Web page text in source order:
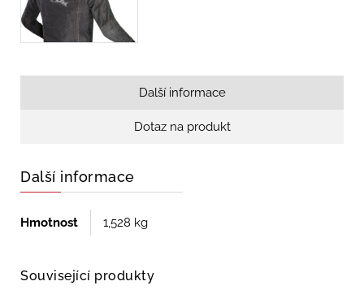
Další informace
Dotaz na produkt
Další informace
Hmotnost 1,528 kg
Související produkty